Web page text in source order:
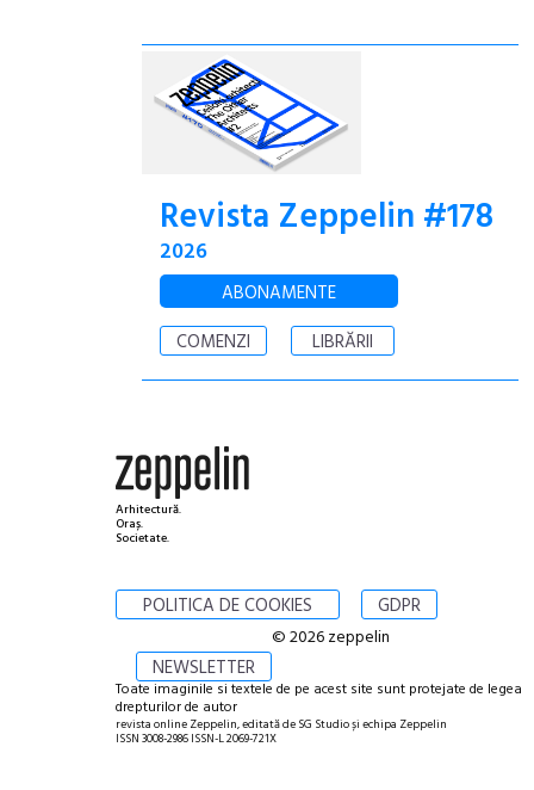
Revista Zeppelin #178
2026
ABONAMENTE
COMENZI
LIBRĂRII
Arhitectură.
Oraș.
Societate.
POLITICA DE COOKIES GDPR
NEWSLETTER
© 2026 zeppelin
Toate imaginile si textele de pe acest site sunt protejate de legea
drepturilor de autor
revista online Zeppelin, editată de SG Studio și echipa Zeppelin
ISSN 3008-2986 ISSN-L 2069-721X